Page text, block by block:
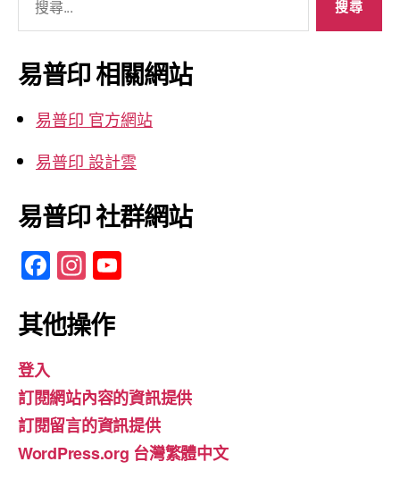
關
鍵
字:
易普印 相關網站
易普印 官方網站
易普印 設計雲
易普印 社群網站
F
a
c
b
o
o
k
In
st
a
gr
a
m
u
b
e
其他操作
登入
訂閱網站內容的資訊提供
訂閱留言的資訊提供
WordPress.org 台灣繁體中文